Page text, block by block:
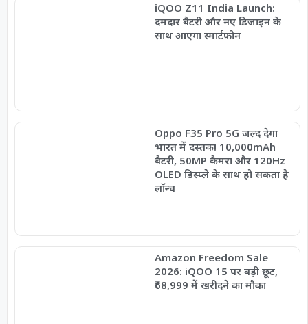
iQOO Z11 India Launch:
दमदार बैटरी और नए डिजाइन के
साथ आएगा स्मार्टफोन
Oppo F35 Pro 5G जल्द देगा
भारत में दस्तक! 10,000mAh
बैटरी, 50MP कैमरा और 120Hz
OLED डिस्प्ले के साथ हो सकता है
लॉन्च
Amazon Freedom Sale
2026: iQOO 15 पर बड़ी छूट,
₹68,999 में खरीदने का मौका